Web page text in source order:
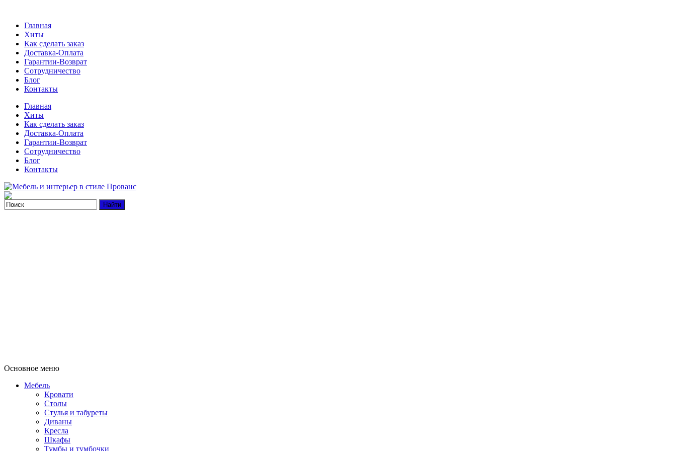
Главная
Хиты
Как сделать заказ
Доставка-Оплата
Гарантии-Возврат
Сотрудничество
Блог
Контакты
Главная
Хиты
Как сделать заказ
Доставка-Оплата
Гарантии-Возврат
Сотрудничество
Блог
Контакты
Основное меню
Мебель
Кровати
Столы
Стулья и табуреты
Диваны
Кресла
Шкафы
Тумбы и тумбочки